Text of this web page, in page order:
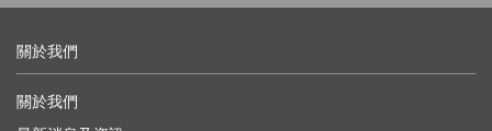
關於我們
關於我們